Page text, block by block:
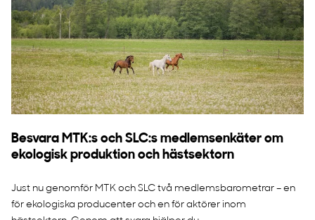
Besvara MTK:s och SLC:s medlemsenkäter om
ekologisk produktion och hästsektorn
Just nu genomför MTK och SLC två medlemsbarometrar – en
för ekologiska producenter och en för aktörer inom